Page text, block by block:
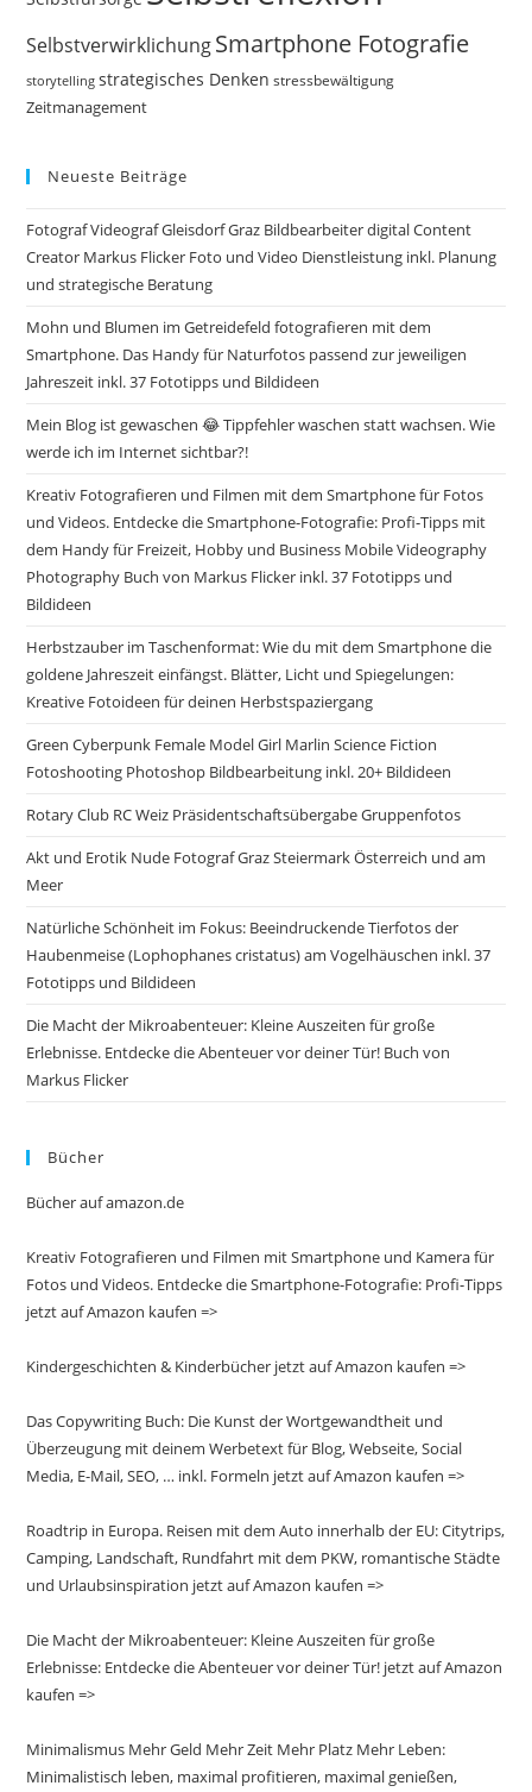
SelbstverwirklichungSmartphone Fotografie
storytelling strategisches Denken stressbewältigung
Zeitmanagement
Neueste Beiträge
Fotograf Videograf Gleisdorf Graz Bildbearbeiter digital Content
Creator Markus Flicker Foto und Video Dienstleistung inkl. Planung
und strategische Beratung
Mohn und Blumen im Getreidefeld fotografieren mit dem
Smartphone. Das Handy für Naturfotos passend zur jeweiligen
Jahreszeit inkl. 37 Fototipps und Bildideen
Mein Blog ist gewaschen 😂 Tippfehler waschen statt wachsen. Wie
werde ich im Internet sichtbar?!
Kreativ Fotografieren und Filmen mit dem Smartphone für Fotos
und Videos. Entdecke die Smartphone-Fotografie: Profi-Tipps mit
dem Handy für Freizeit, Hobby und Business Mobile Videography
Photography Buch von Markus Flicker inkl. 37 Fototipps und
Bildideen
Herbstzauber im Taschenformat: Wie du mit dem Smartphone die
goldene Jahreszeit einfängst. Blätter, Licht und Spiegelungen:
Kreative Fotoideen für deinen Herbstspaziergang
Green Cyberpunk Female Model Girl Marlin Science Fiction
Fotoshooting Photoshop Bildbearbeitung inkl. 20+ Bildideen
Rotary Club RC Weiz Präsidentschaftsübergabe Gruppenfotos
Akt und Erotik Nude Fotograf Graz Steiermark Österreich und am
Meer
Natürliche Schönheit im Fokus: Beeindruckende Tierfotos der
Haubenmeise (Lophophanes cristatus) am Vogelhäuschen inkl. 37
Fototipps und Bildideen
Die Macht der Mikroabenteuer: Kleine Auszeiten für große
Erlebnisse. Entdecke die Abenteuer vor deiner Tür! Buch von
Markus Flicker
Bücher
Bücher auf amazon.de
Kreativ Fotografieren und Filmen mit Smartphone und Kamera für
Fotos und Videos. Entdecke die Smartphone-Fotografie: Profi-Tipps
jetzt auf Amazon kaufen =>
Kindergeschichten & Kinderbücher jetzt auf Amazon kaufen =>
Das Copywriting Buch: Die Kunst der Wortgewandtheit und
Überzeugung mit deinem Werbetext für Blog, Webseite, Social
Media, E-Mail, SEO, … inkl. Formeln jetzt auf Amazon kaufen =>
Roadtrip in Europa. Reisen mit dem Auto innerhalb der EU: Citytrips,
Camping, Landschaft, Rundfahrt mit dem PKW, romantische Städte
und Urlaubsinspiration jetzt auf Amazon kaufen =>
Die Macht der Mikroabenteuer: Kleine Auszeiten für große
Erlebnisse: Entdecke die Abenteuer vor deiner Tür! jetzt auf Amazon
kaufen =>
Minimalismus Mehr Geld Mehr Zeit Mehr Platz Mehr Leben:
Minimalistisch leben, maximal profitieren, maximal genießen,